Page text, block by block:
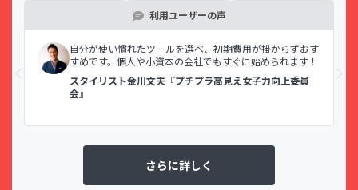
利用ユーザーの声
自分が使い慣れたツールを選べ、初期費用が掛からずおす
すめです。個人や小資本の会社でもすぐに始められます！
スタイリスト金川文夫『プチプラ高見え女子力向上委員
会』
さらに詳しく